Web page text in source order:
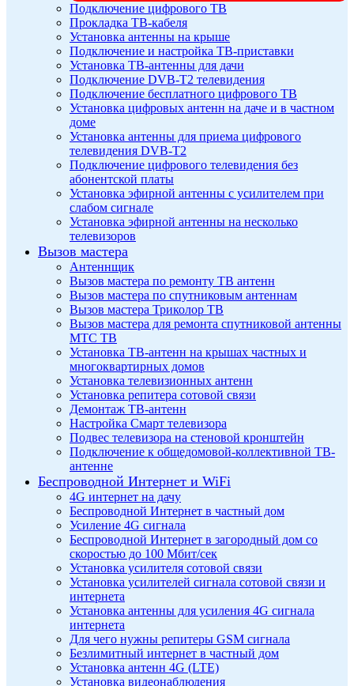
Подключение цифрового ТВ
Прокладка ТВ-кабеля
Установка антенны на крыше
Подключение и настройка ТВ-приставки
Установка ТВ-антенны для дачи
Подключение DVB-T2 телевидения
Подключение бесплатного цифрового ТВ
Установка цифровых антенн на даче и в частном
доме
Установка антенны для приема цифрового
телевидения DVB-T2
Подключение цифрового телевидения без
абонентской платы
Установка эфирной антенны с усилителем при
слабом сигнале
Установка эфирной антенны на несколько
телевизоров
Вызов мастера
Антеннщик
Вызов мастера по ремонту ТВ антенн
Вызов мастера по спутниковым антеннам
Вызов мастера Триколор ТВ
Вызов мастера для ремонта спутниковой антенны
МТС ТВ
Установка ТВ-антенн на крышах частных и
многоквартирных домов
Установка телевизионных антенн
Установка репитера сотовой связи
Демонтаж ТВ-антенн
Настройка Смарт телевизора
Подвес телевизора на стеновой кронштейн
Подключение к общедомовой-коллективной ТВ-
антенне
Беспроводной Интернет и WiFi
4G интернет на дачу
Беспроводной Интернет в частный дом
Усиление 4G сигнала
Беспроводной Интернет в загородный дом со
скоростью до 100 Мбит/сек
Установка усилителя сотовой связи
Установка усилителей сигнала сотовой связи и
интернета
Установка антенны для усиления 4G сигнала
интернета
Для чего нужны репитеры GSM сигнала
Безлимитный интернет в частный дом
Установка антенн 4G (LTE)
Установка видеонаблюдения